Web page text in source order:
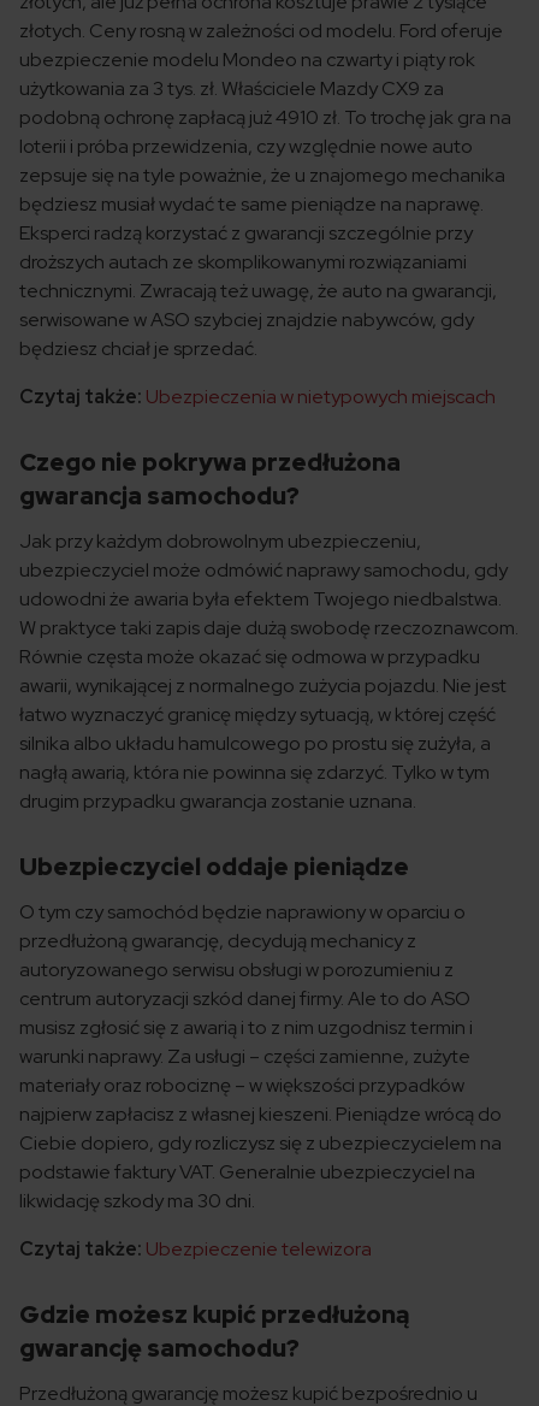
złotych. Ceny rosną w zależności od modelu. Ford oferuje
ubezpieczenie modelu Mondeo na czwarty i piąty rok
użytkowania za 3 tys. zł. Właściciele Mazdy CX9 za
podobną ochronę zapłacą już 4910 zł. To trochę jak gra na
loterii i próba przewidzenia, czy względnie nowe auto
zepsuje się na tyle poważnie, że u znajomego mechanika
będziesz musiał wydać te same pieniądze na naprawę.
Eksperci radzą korzystać z gwarancji szczególnie przy
droższych autach ze skomplikowanymi rozwiązaniami
technicznymi. Zwracają też uwagę, że auto na gwarancji,
serwisowane w ASO szybciej znajdzie nabywców, gdy
będziesz chciał je sprzedać.
Czytaj także: Ubezpieczenia w nietypowych miejscach
Czego nie pokrywa przedłużona
gwarancja samochodu?
Jak przy każdym dobrowolnym ubezpieczeniu,
ubezpieczyciel może odmówić naprawy samochodu, gdy
udowodni że awaria była efektem Twojego niedbalstwa.
W praktyce taki zapis daje dużą swobodę rzeczoznawcom.
Równie częsta może okazać się odmowa w przypadku
awarii, wynikającej z normalnego zużycia pojazdu. Nie jest
łatwo wyznaczyć granicę między sytuacją, w której część
silnika albo układu hamulcowego po prostu się zużyła, a
nagłą awarią, która nie powinna się zdarzyć. Tylko w tym
drugim przypadku gwarancja zostanie uznana.
Ubezpieczyciel oddaje pieniądze
O tym czy samochód będzie naprawiony w oparciu o
przedłużoną gwarancję, decydują mechanicy z
autoryzowanego serwisu obsługi w porozumieniu z
centrum autoryzacji szkód danej firmy. Ale to do ASO
musisz zgłosić się z awarią i to z nim uzgodnisz termin i
warunki naprawy. Za usługi – części zamienne, zużyte
materiały oraz robociznę – w większości przypadków
najpierw zapłacisz z własnej kieszeni. Pieniądze wrócą do
Ciebie dopiero, gdy rozliczysz się z ubezpieczycielem na
podstawie faktury VAT. Generalnie ubezpieczyciel na
likwidację szkody ma 30 dni.
Czytaj także: Ubezpieczenie telewizora
Gdzie możesz kupić przedłużoną
gwarancję samochodu?
Przedłużoną gwarancję możesz kupić bezpośrednio u